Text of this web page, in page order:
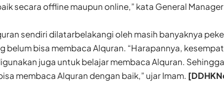
secara offline maupun online,” kata General
sendiri dilatarbelakangi oleh masih banyaknya
belum bisa membaca Alquran. “Harapannya,
juga untuk belajar membaca Alquran.
membaca Alquran dengan baik,” ujar Imam.